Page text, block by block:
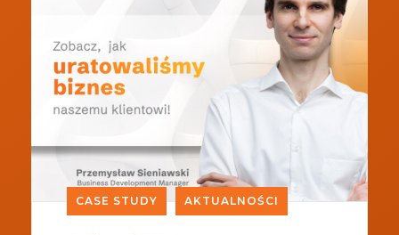
CASE STUDY AKTUALNOŚCI